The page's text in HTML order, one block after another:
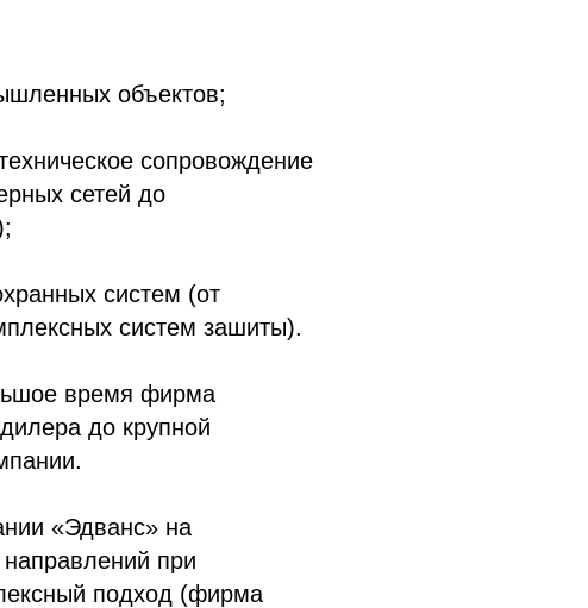
объектов;
сопровождение
сетей до
систем (от
систем зашиты).
время фирма
до крупной
«Эдванс» на
при
подход (фирма